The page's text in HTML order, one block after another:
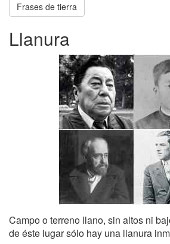
Frases de tierra
Llanura
Campo o terreno llano, sin altos ni
de éste lugar sólo hay una llanura